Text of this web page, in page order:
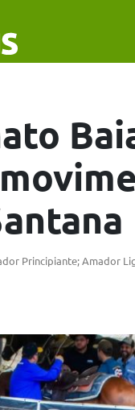
Principiante; Amador